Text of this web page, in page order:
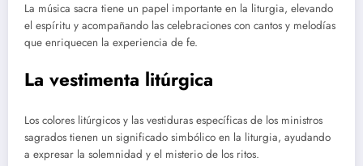
La música sacra tiene un papel importante en la liturgia, elevando
el espíritu y acompañando las celebraciones con cantos y melodías
que enriquecen la experiencia de fe.
La vestimenta litúrgica
Los colores litúrgicos y las vestiduras específicas de los ministros
sagrados tienen un significado simbólico en la liturgia, ayudando
a expresar la solemnidad y el misterio de los ritos.